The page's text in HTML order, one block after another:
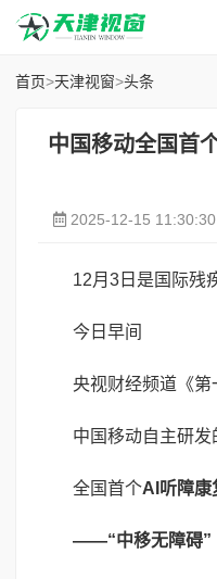
首页>天津视窗>头条
中国移动全国首
2025-12-15 11:30:30
12月3日是国际残
今日早间
央视财经频道《第
中国移动自主研发
全国首个AI听障康
——“中移无障碍”